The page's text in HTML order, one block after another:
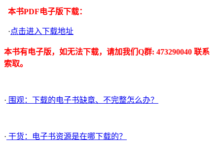
本书PDF电子版下载：
·点击进入下载地址
本书有电子版，如无法下载，请加我们Q群: 473290040 联系
索取。
· 围观：下载的电子书缺章、不完整怎么办？
· 干货：电子书资源是在哪下载的？